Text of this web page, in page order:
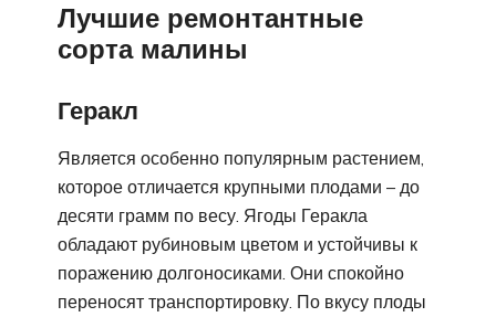
Лучшие ремонтантные
сорта малины
Геракл
Является особенно популярным растением,
которое отличается крупными плодами – до
десяти грамм по весу. Ягоды Геракла
обладают рубиновым цветом и устойчивы к
поражению долгоносиками. Они спокойно
переносят транспортировку. По вкусу плоды